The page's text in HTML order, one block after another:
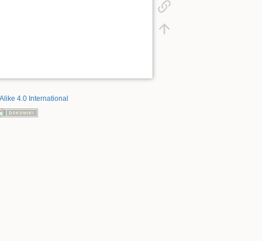
4.0 International